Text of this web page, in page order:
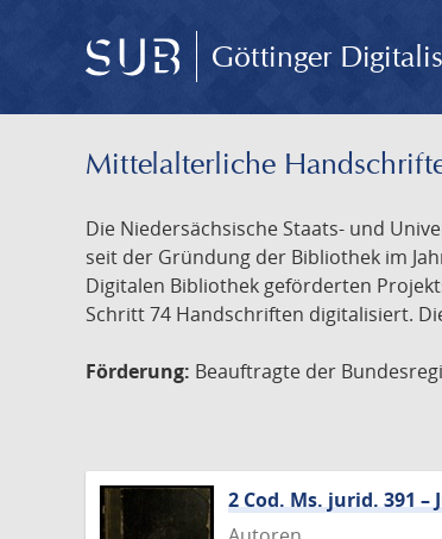
Göttinger
Mittelalterliche
Die Niedersächsische Staats- und
seit der Gründung der Bibliothek im
Digitalen Bibliothek geförderten
Schritt 74 Handschriften digitalisiert.
Förderung: Beauftragte der
2 Cod. Ms. jurid. 391